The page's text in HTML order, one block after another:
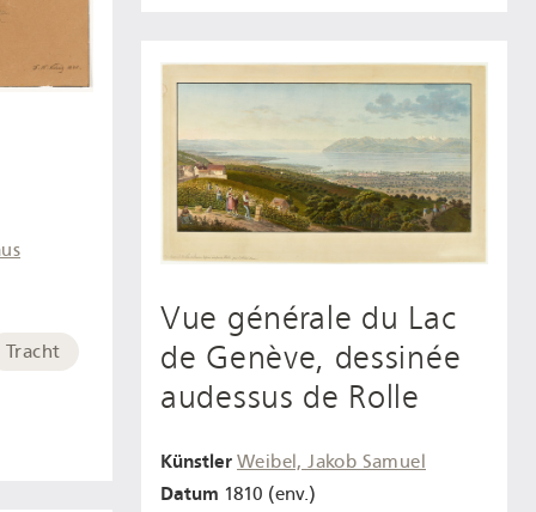
Tracht
Vue générale du Lac
de Genève, dessinée
audessus de Rolle
Künstler Weibel, Jakob Samuel
Datum 1810 (env.)